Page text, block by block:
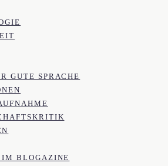
GUTE SPRACHE
BLOGAZINE